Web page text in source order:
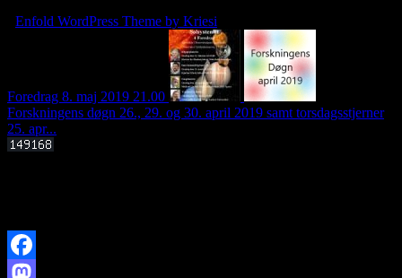
Enfold WordPress Theme by Kriesi
Foredrag 8. maj 2019 21.00
Forskningens døgn 26., 29. og 30. april 2019 samt torsdagsstjerner
25. apr...
Facebook